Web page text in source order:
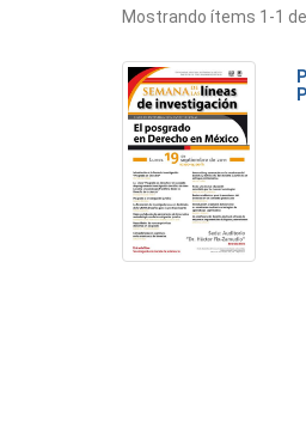
Mostrando ítems 1-1 de